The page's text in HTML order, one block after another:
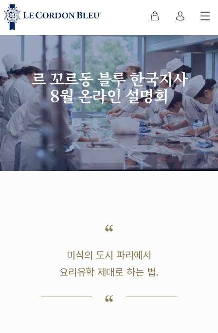
르 꼬르동 블루 한국지사
8월 온라인 설명회
미식의 도시 파리에서
요리유학 제대로 하는 법.